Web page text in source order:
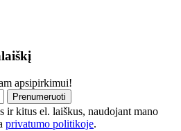
apsipirkimui!
ir kitus el. laiškus, naudojant mano
privatumo politikoje.